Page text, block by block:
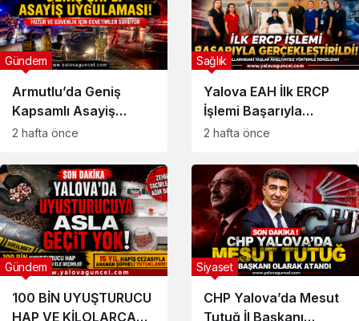
Armutlu’da Geniş
Kapsamlı Asayiş
Uygulaması
Gündem
2 hafta önce
Yalova EAH İlk ERCP
İşlemi Başarıyla
Gerçekleştirildi
Sağlık
2 hafta önce
100 BİN UYUŞTURUCU
HAP VE KİLOLARCA
Gündem
CHP Yalova’da Mesut
Tutuğ İl Başkanı
Siyaset